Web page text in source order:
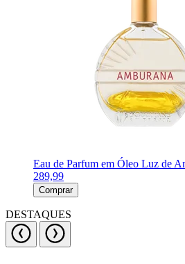
Eau de Parfum em Óleo Luz de
289,99
Comprar
DESTAQUES